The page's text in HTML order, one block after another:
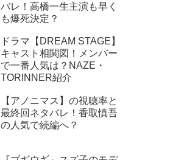
バレ！高橋一生主演も早く
も爆死決定？
ドラマ【DREAM STAGE】
キャスト相関図！メンバー
で一番人気は？NAZE・
TORINNER紹介
【アノニマス】の視聴率と
最終回ネタバレ！香取慎吾
の人気で続編へ？